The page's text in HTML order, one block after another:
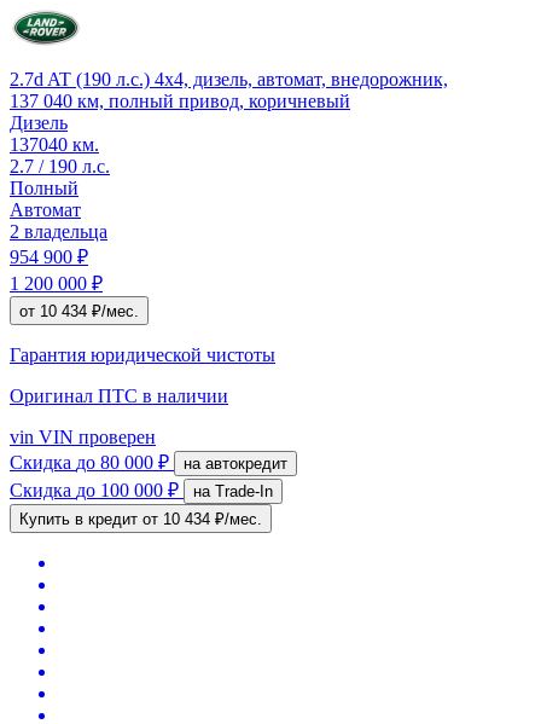
2.7d AT (190 л.с.) 4x4, дизель, автомат, внедорожник,
137 040 км, полный привод, коричневый
Дизель
137040 км.
2.7 / 190 л.с.
Полный
Автомат
2 владельца
954 900 ₽
1 200 000 ₽
от 10 434 ₽/мес.
Гарантия юридической чистоты
Оригинал ПТС в наличии
vin VIN проверен
Скидка до 80 000 ₽ на автокредит
Скидка до 100 000 ₽
на Trade-In
Купить в кредит от 10 434 ₽/мес.